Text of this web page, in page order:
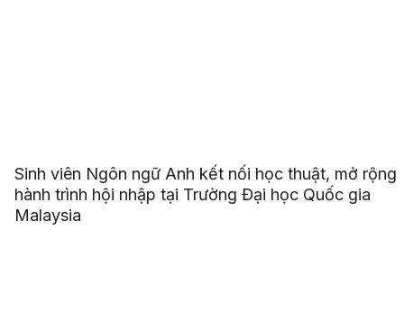
Sinh viên Ngôn ngữ Anh kết nối học thuật, mở rộng
hành trình hội nhập tại Trường Đại học Quốc gia
Malaysia